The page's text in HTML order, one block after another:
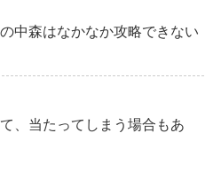
中森はなかなか攻略できない
、当たってしまう場合もあ